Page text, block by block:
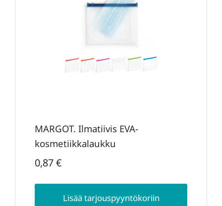
MARGOT. Ilmatiivis EVA-
kosmetiikkalaukku
0,87€
Lisää tarjouspyyntökoriin